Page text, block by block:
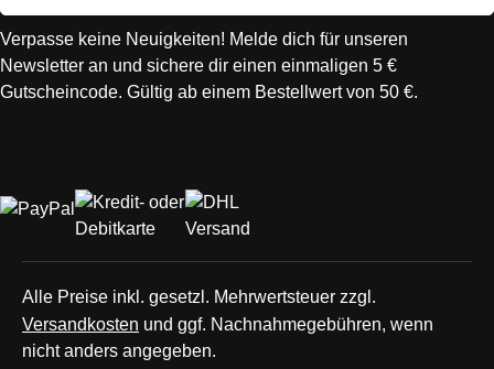
Verpasse keine Neuigkeiten! Melde dich für unseren
Newsletter an und sichere dir einen einmaligen 5 €
Gutscheincode. Gültig ab einem Bestellwert von 50 €.
Alle Preise inkl. gesetzl. Mehrwertsteuer zzgl.
Versandkosten und ggf. Nachnahmegebühren, wenn
nicht anders angegeben.